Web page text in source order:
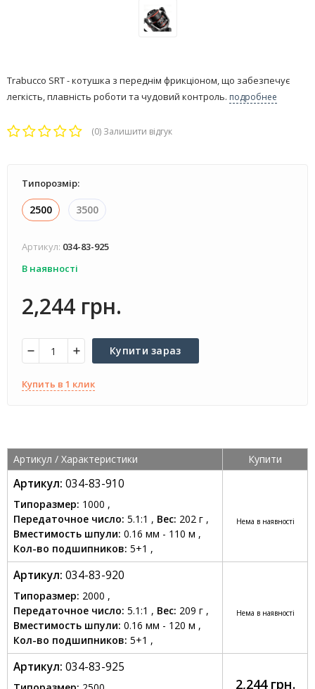
​Trabucco SRT - котушка з переднім фрикціоном, що забезпечує
легкість, плавність роботи та чудовий контроль. подробнее
(0) Залишити відгук
Типорозмір:
2500 3500
Артикул: 034-83-925
В наявності
2,244 грн.
Купити зараз
Купить в 1 клик
Артикул / Характеристики Купити
Артикул: 034-83-910
Типоразмер: 1000 ,
Передаточное число: 5.1:1 , Вес: 202 г ,
Вместимость шпули: 0.16 мм - 110 м ,
Кол-во подшипников: 5+1 ,
Нема в наявності
Артикул: 034-83-920
Типоразмер: 2000 ,
Передаточное число: 5.1:1 , Вес: 209 г ,
Вместимость шпули: 0.16 мм - 120 м ,
Кол-во подшипников: 5+1 ,
Нема в наявності
Артикул: 034-83-925
2,244 грн.